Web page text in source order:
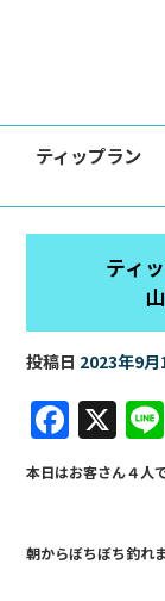
ティ
テ
投稿日 2023年9月
F
a
c
e
b
X
本日はお客さん４人
朝からぼちぼち釣れ